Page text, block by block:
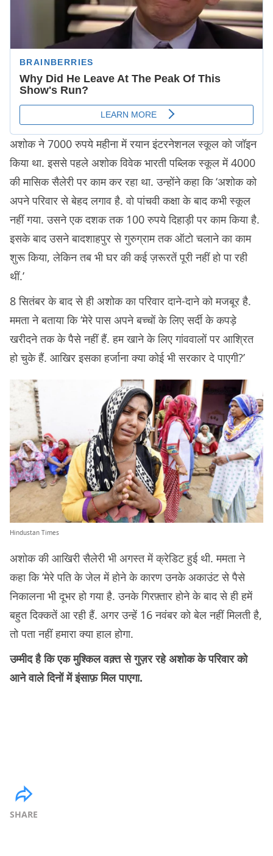
अशोक ने 7000 रुपये महीना में रयान इंटरनेशनल स्कूल को जॉइन
किया था. इससे पहले अशोक विवेक भारती पब्लिक स्कूल में 4000
की मासिक सैलेरी पर काम कर रहा था. उन्होंने कहा कि ‘अशोक को
अपने परिवार से बेहद लगाव है. वो पांचवी कक्षा के बाद कभी स्कूल
नहीं गया. उसने एक दशक तक 100 रुपये दिहाड़ी पर काम किया है.
इसके बाद उसने बादशाहपुर से गुरुग्राम तक ऑटो चलाने का काम
शुरू किया, लेकिन तब भी घर की कई ज़रूरतें पूरी नहीं हो पा रही
थीं.’
8 सितंबर के बाद से ही अशोक का परिवार दाने-दाने को मजबूर है.
ममता ने बताया कि ‘मेरे पास अपने बच्चों के लिए सर्दी के कपड़े
खरीदने तक के पैसे नहीं हैं. हम खाने के लिए गांववालों पर आश्रित
हो चुके हैं. आखिर इसका हर्जाना क्या कोई भी सरकार दे पाएगी?’
Hindustan Times
अशोक की आखिरी सैलेरी भी अगस्त में क्रेडिट हुई थी. ममता ने
कहा कि ‘मेरे पति के जेल में होने के कारण उनके अकाउंट से पैसे
निकालना भी दूभर हो गया है. उनके गिरफ़्तार होने के बाद से ही हमें
बहुत दिक्कतें आ रही हैं. अगर उन्हें 16 नवंबर को बेल नहीं मिलती है,
तो पता नहीं हमारा क्या हाल होगा.
उम्मीद है कि एक मुश्किल वक़्त से गुज़र रहे अशोक के परिवार को
आने वाले दिनों में इंसाफ़ मिल पाएगा.
SHARE